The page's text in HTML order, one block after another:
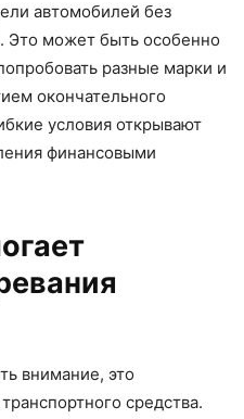
автомобилей без
Это может быть особенно
разные марки и
окончательного
условия открывают
финансовыми
внимание, это
средства.